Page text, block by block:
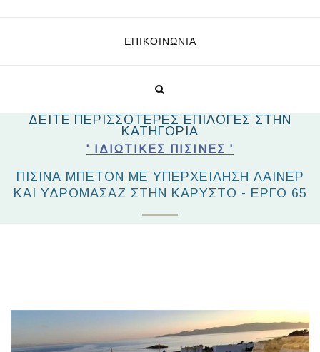
ΕΠΙΚΟΙΝΩΝΊΑ
ΔΕΙΤΕ ΠΕΡΙΣΣΟΤΕΡΕΣ ΕΠΙΛΟΓΕΣ ΣΤΗΝ
ΚΑΤΗΓΟΡΙΑ
' ΙΔΙΩΤΙΚΈΣ ΠΙΣΊΝΕΣ '
ΠΙΣΙΝΑ ΜΠΕΤΟΝ ΜΕ ΥΠΕΡΧΕΙΛΗΣΗ ΛΑΙΝΕΡ
ΚΑΙ ΥΔΡΟΜΑΣΑΖ ΣΤΗΝ ΚΑΡΥΣΤΟ - ΕΡΓΟ 65